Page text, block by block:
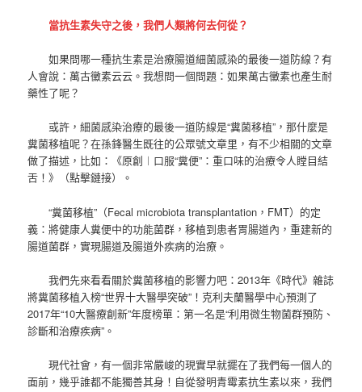
當抗生素失守之後，我們人類將何去何從？
如果問哪一種抗生素是治療腸道細菌感染的最後一道防線？有
人會說：萬古黴素云云。我想問一個問題：如果萬古黴素也產生耐
藥性了呢？
或許，細菌感染治療的最後一道防線是“糞菌移植”，那什麼是
糞菌移植呢？在孫鋒醫生既往的公眾號文章里，有不少相關的文章
做了描述，比如：《原創︱口服“糞便”：重口味的治療令人瞠目結
舌！》（點擊鏈接）。
“糞菌移植”（Fecal microbiota transplantation，FMT）的定
義：將健康人糞便中的功能菌群，移植到患者胃腸道內，重建新的
腸道菌群，實現腸道及腸道外疾病的治療。
我們先來看看關於糞菌移植的影響力吧：2013年《時代》雜誌
將糞菌移植入榜“世界十大醫學突破”！克利夫蘭醫學中心預測了
2017年“10大醫療創新”年度榜單：第一名是“利用微生物菌群預防、
診斷和治療疾病”。
現代社會，有一個非常嚴峻的現實早就擺在了我們每一個人的
面前，幾乎誰都不能獨善其身！自從發明青霉素抗生素以來，我們